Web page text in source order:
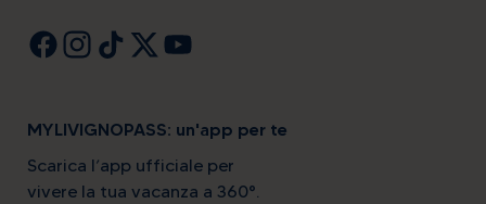
MYLIVIGNOPASS: un'app per te
Scarica l’app ufficiale per
vivere la tua vacanza a 360°.